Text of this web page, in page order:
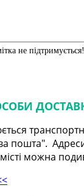
не
пошта".
можна